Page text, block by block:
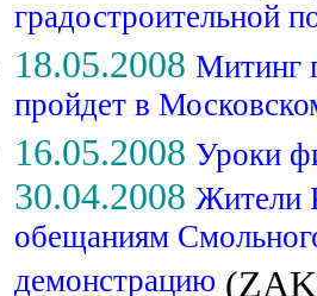
градостроительной
18.05.2008 Митинг
пройдет в
16.05.2008 Уроки
30.04.2008 Жители
обещаниям
демонстрацию